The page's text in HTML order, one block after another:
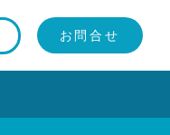
お問合せ